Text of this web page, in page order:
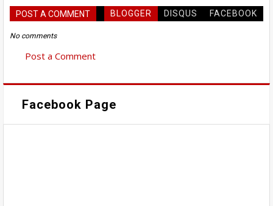
POST A COMMENT BLOGGER DISQUS FACEBOOK
No comments
Post a Comment
Facebook Page